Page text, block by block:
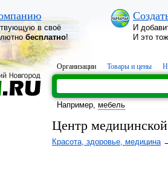
в своё
бесплатно!
И
И это
Организации Товары и цены
Например, мебель
Центр
Красота, здоровье, медицина